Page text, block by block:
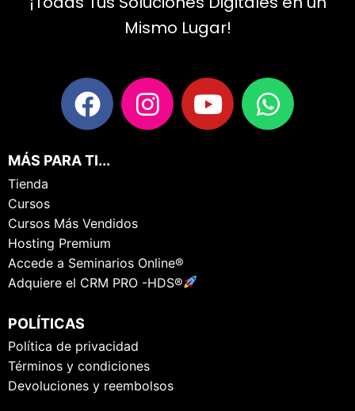
Mismo Lugar!
MÁS PARA TI...
Tienda
Cursos
Cursos Más Vendidos
Hosting Premium
Accede a Seminarios Online®
Adquiere el CRM PRO -HDS®
POLÍTICAS
Política de privacidad
Términos y condiciones
Devoluciones y reembolsos